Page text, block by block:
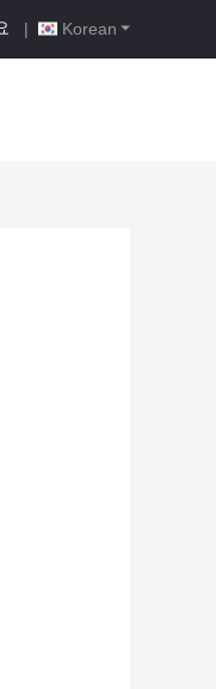
Korean
|